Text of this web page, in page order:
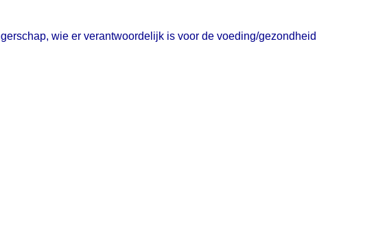
wie er verantwoordelijk is voor de voeding/gezondheid